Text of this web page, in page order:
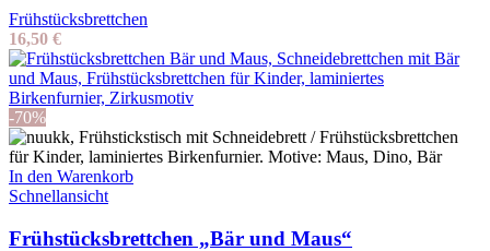
Frühstücksbrettchen
16,50 €
-70%
In den Warenkorb
Schnellansicht
Frühstücksbrettchen „Bär und Maus“